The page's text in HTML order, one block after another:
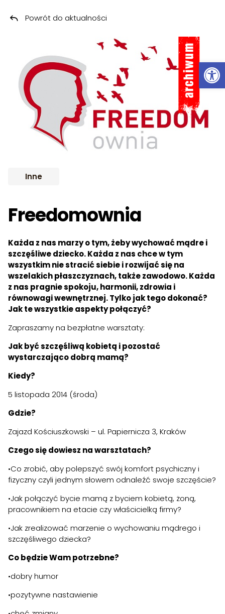
Inne
Freedomownia
Powrót do aktualności
Każda z nas marzy o tym, żeby wychować mądre i
szczęśliwe dziecko. Każda z nas chce w tym
wszystkim nie stracić siebie i rozwijać się na
wszelakich płaszczyznach, także zawodowo. Każda
z nas pragnie spokoju, harmonii, zdrowia i
równowagi wewnętrznej. Tylko jak tego dokonać?
Jak te wszystkie aspekty połączyć?
Zapraszamy na bezpłatne warsztaty:
Jak być szczęśliwą kobietą i pozostać
wystarczająco dobrą mamą?
Kiedy?
5 listopada 2014 (środa)
Gdzie?
Zajazd Kościuszkowski – ul. Papiernicza 3, Kraków
Czego się dowiesz na warsztatach?
•Co zrobić, aby polepszyć swój komfort psychiczny i
fizyczny czyli jednym słowem odnaleźć swoje szczęście?
•Jak połączyć bycie mamą z byciem kobietą, żoną,
pracownikiem na etacie czy właścicielką firmy?
•Jak zrealizować marzenie o wychowaniu mądrego i
szczęśliwego dziecka?
Co będzie Wam potrzebne?
•dobry humor
•pozytywne nastawienie